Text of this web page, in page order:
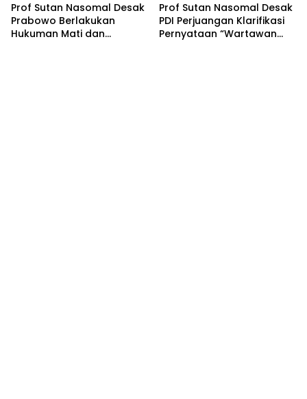
Prof Sutan Nasomal Desak
Prabowo Berlakukan
Hukuman Mati dan
Prof Sutan Nasomal Desak
PDI Perjuangan Klarifikasi
Pernyataan “Wartawan